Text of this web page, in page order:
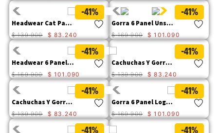
-41%
Headwear Cat Patch Hat Hombre
$ 139.900 $ 83 . 240
-41%
Gorra 6 Panel Unstructured Hombre
$ 169.900 $ 101 .090
-41%
Headwear 6 Panel Promo Hat Hombre
$ 169.900 $ 101 .090
-41%
Cachuchas Y Gorros Foundation Knit Ha Hombre
$ 139.900 $ 83 .240
-41%
Cachuchas Y Gorros Caterpillar Finest H Para Hombre
$ 139.900 $ 83 . 240
-41%
Gorra 6 Panel Logo Unstr Hombre
$ 169.900 $ 101 .090